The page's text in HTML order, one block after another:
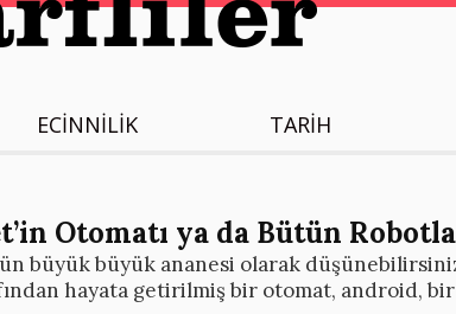
ECİNNİLİK TARİH
Otomatı ya da Bütün
büyük büyük ananesi olarak
hayata getirilmiş bir otomat, android,